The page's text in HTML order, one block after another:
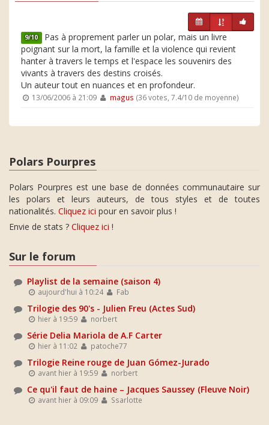
9/10 Pas à proprement parler un polar, mais un livre
poignant sur la mort, la famille et la violence qui revient
hanter à travers le temps et l'espace les souvenirs des
vivants à travers des destins croisés.
Un auteur tout en nuances et en profondeur.
13/06/2006 à 21:09 magus (36 votes, 7.4/10 de moyenne)
Polars Pourpres
Polars Pourpres est une base de données communautaire sur
les polars et leurs auteurs, de tous styles et de toutes
nationalités. Cliquez ici pour en savoir plus !
Envie de stats ? Cliquez ici !
Sur le forum
Playlist de la semaine (saison 4)
aujourd'hui à 10:24 Fab
Trilogie des 90's - Julien Freu (Actes Sud)
hier à 19:59 norbert
Série Delia Mariola de A.F Carter
hier à 11:02 patoche77
Trilogie Reine rouge de Juan Gómez-Jurado
avant hier à 19:59 norbert
Ce qu'il faut de haine – Jacques Saussey (Fleuve Noir)
avant hier à 09:09 Ssarlotte